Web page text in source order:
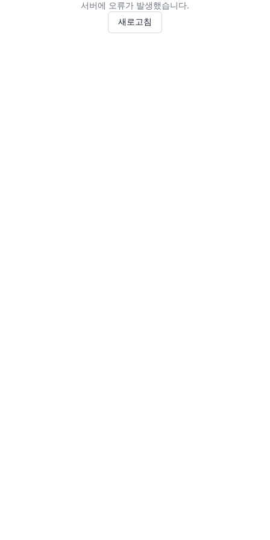
서버에 오류가 발생했습니다.
새로고침